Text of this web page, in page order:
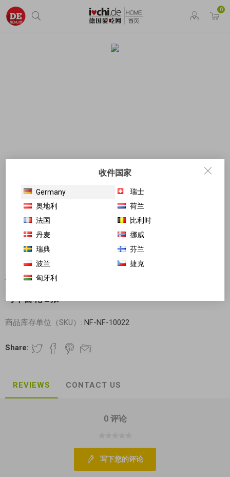
0
对不起-这个产品已经不再提供
马年窗花 2张
商品库存单位（SKU）: NF-NF-10022
Share:
REVIEWS CONTACT US
0 评论
写下您的评论
收件国家
Germany
瑞士
奥地利
荷兰
法国
比利时
丹麦
挪威
瑞典
芬兰
波兰
捷克
匈牙利